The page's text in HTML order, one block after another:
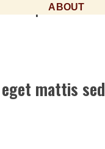
ABOUT
Sports
mattis